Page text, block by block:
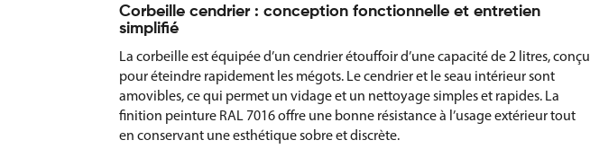
Corbeille cendrier : conception fonctionnelle et entretien
simplifié
La corbeille est équipée d’un cendrier étouffoir d’une capacité de 2 litres, conçu
pour éteindre rapidement les mégots. Le cendrier et le seau intérieur sont
amovibles, ce qui permet un vidage et un nettoyage simples et rapides. La
finition peinture RAL 7016 offre une bonne résistance à l’usage extérieur tout
en conservant une esthétique sobre et discrète.